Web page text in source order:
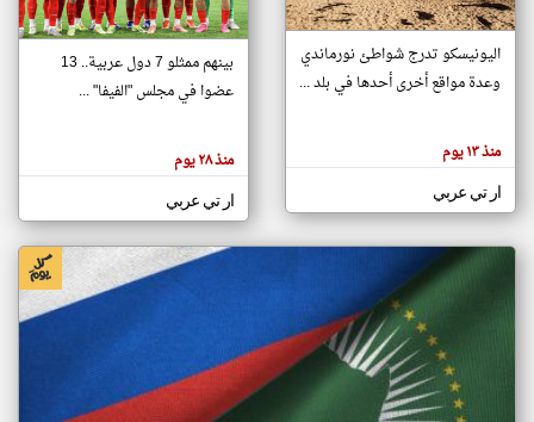
تغيير الدولة
اخبار جزر القمر على مدار الساعة
أهم اخبار جزر القمر العاجلة والمباشرة
هنا عن
وجهة
كاتبيها.
اليونيسكو تدرج شواطئ نورماندي
وعدة مواقع أخرى أحدها في بلد ...
منذ ١٣ يوم
ار تي عربي
بينهم ممثلو 7 دول عربية.. 13
عضوا في مجلس "الفيفا" ...
منذ ٢٨ يوم
ار تي عربي
klyoum.com